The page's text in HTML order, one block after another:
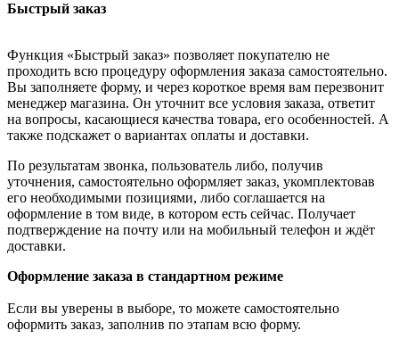
Быстрый заказ
Функция «Быстрый заказ» позволяет покупателю не
проходить всю процедуру оформления заказа самостоятельно.
Вы заполняете форму, и через короткое время вам перезвонит
менеджер магазина. Он уточнит все условия заказа, ответит
на вопросы, касающиеся качества товара, его особенностей. А
также подскажет о вариантах оплаты и доставки.
По результатам звонка, пользователь либо, получив
уточнения, самостоятельно оформляет заказ, укомплектовав
его необходимыми позициями, либо соглашается на
оформление в том виде, в котором есть сейчас. Получает
подтверждение на почту или на мобильный телефон и ждёт
доставки.
Оформление заказа в стандартном режиме
Если вы уверены в выборе, то можете самостоятельно
оформить заказ, заполнив по этапам всю форму.